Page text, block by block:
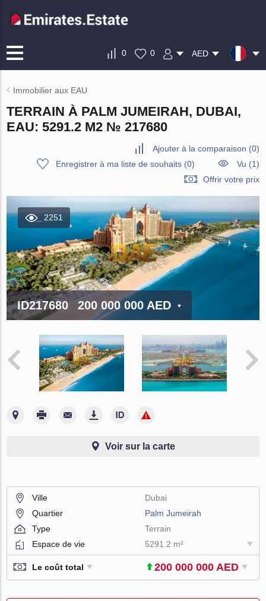
0 0 AED
Immobilier aux EAU
TERRAIN À PALM JUMEIRAH, DUBAI,
EAU: 5291.2 M2 № 217680
Ajouter à la comparaison (0)
Enregistrer à ma liste de souhaits(0)
Vu (1)
Offrir votre prix
2251
ID217680 200 000 000 AED
Voir sur la carte
Ville
Dubai
Quartier
Palm Jumeirah
Type
Terrain
Espace de vie
5291.2 m²
Le coût total 200 000 000 AED